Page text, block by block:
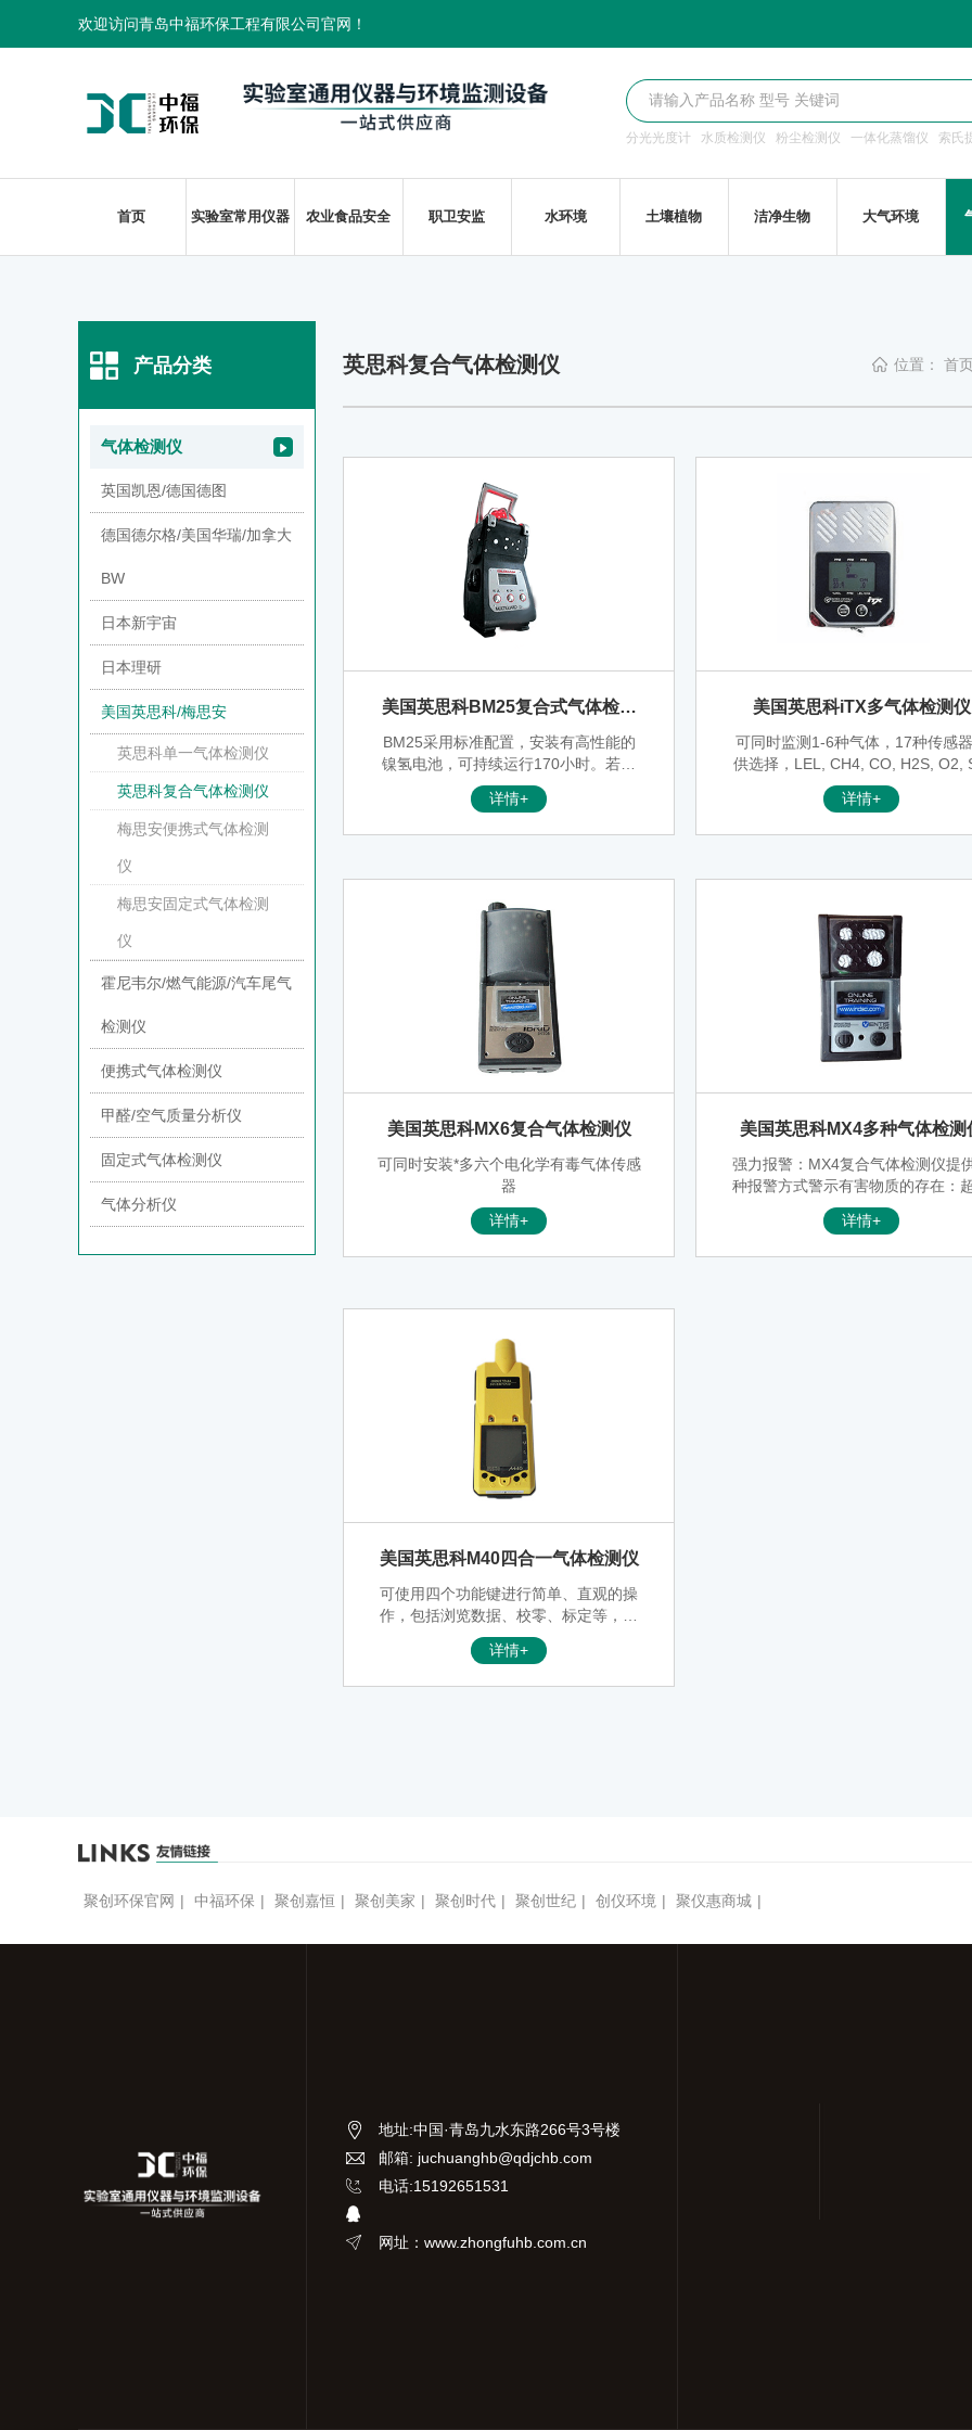
欢迎访问青岛中福环保工程有限公司官网！
分光光度计 水质检测仪 粉尘检测仪 一体化蒸馏仪 索氏
首页 实验室常用仪器 农业食品安全 职卫安监 水环境 土壤植物 洁净生物 大气环境
英思科复合气体检测仪 位置： 首
美国英思科BM25复合式气体检测
仪
BM25采用标准配置，安装有高性能的
镍氢电池，可持续运行170小时。若使
用本质安全的点滴充电电源可在危险地
带实现长期区域监测。标准配置还包括
详情+
美国英思科iTX多气体检测仪
可同时监测1-6种气体，17种传感
供选择，LEL, CH4, CO, H2S, O2,
2, NO2, Cl2, NO, ClO2, NH3, H2,
PH3, HCN 1-6 gases
详情+
美国英思科MX6复合气体检测仪
可同时安装*多六个电化学有毒气体传感
器
详情+
美国英思科MX4多种气体检测
强力报警：MX4复合气体检测仪提
种报警方式警示有害物质的存在：
LED灯报警，95分贝声音报警和强
动报警。
详情+
美国英思科M40四合一气体检测仪
可使用四个功能键进行简单、直观的操
作，包括浏览数据、校零、标定等，其
5秒关机延迟可防止错误关机。小巧体
积和经济的价格更适合于个人保护使
详情+
产品分类
气体检测仪
英国凯恩/德国德图
德国德尔格/美国华瑞/加拿大
BW
日本新宇宙
日本理研
美国英思科/梅思安
英思科单一气体检测仪
英思科复合气体检测仪
梅思安便携式气体检测
仪
梅思安固定式气体检测
仪
霍尼韦尔/燃气能源/汽车尾气
检测仪
便携式气体检测仪
甲醛/空气质量分析仪
固定式气体检测仪
气体分析仪
聚创环保官网 | 中福环保 | 聚创嘉恒 | 聚创美家 | 聚创时代 | 聚创世纪 | 创仪环境 | 聚仪惠商城 |
地址:中国·青岛九水东路266号3号楼
邮箱: juchuanghb@qdjchb.com
电话:15192651531
网址：www.zhongfuhb.com.cn